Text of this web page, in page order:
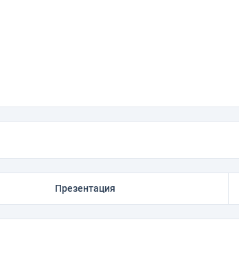
Презентация